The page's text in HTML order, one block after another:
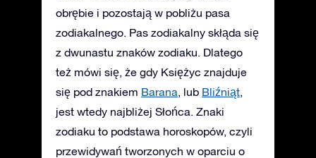
obrębie i pozostają w pobliżu pasa
zodiakalnego. Pas zodiakalny skłąda się
z dwunastu znaków zodiaku. Dlatego
też mówi się, że gdy Księżyc znajduje
się pod znakiem Barana, lub Bliźniąt,
jest wtedy najbliżej Słońca. Znaki
zodiaku to podstawa horoskopów, czyli
przewidywań tworzonych w oparciu o